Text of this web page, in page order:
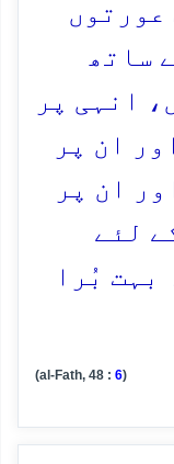
عورتوں
ساتھ
انہی پر
ان پر
ان پر
لئے
بہت بُرا
(al-Fath, 48 : 6)